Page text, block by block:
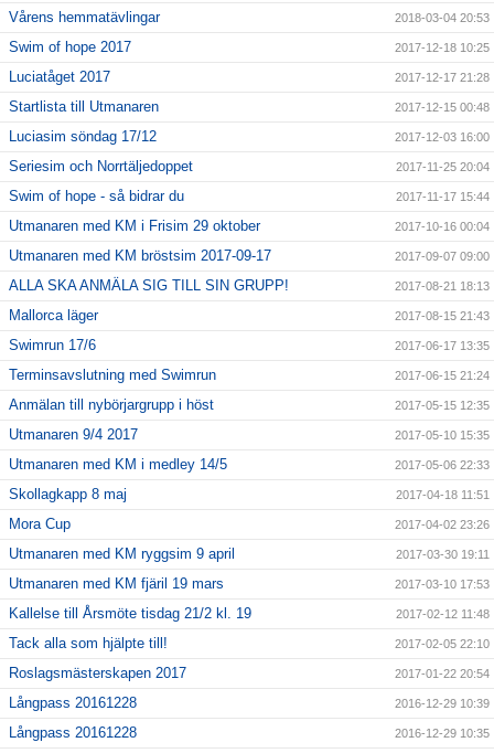
Vårens hemmatävlingar 2018-03-04 20:53
Swim of hope 2017 2017-12-18 10:25
Luciatåget 2017 2017-12-17 21:28
Startlista till Utmanaren 2017-12-15 00:48
Luciasim söndag 17/12 2017-12-03 16:00
Seriesim och Norrtäljedoppet 2017-11-25 20:04
Swim of hope - så bidrar du 2017-11-17 15:44
Utmanaren med KM i Frisim 29 oktober 2017-10-16 00:04
Utmanaren med KM bröstsim 2017-09-17 2017-09-07 09:00
ALLA SKA ANMÄLA SIG TILL SIN GRUPP! 2017-08-21 18:13
Mallorca läger 2017-08-15 21:43
Swimrun 17/6 2017-06-17 13:35
Terminsavslutning med Swimrun 2017-06-15 21:24
Anmälan till nybörjargrupp i höst 2017-05-15 12:35
Utmanaren 9/4 2017 2017-05-10 15:35
Utmanaren med KM i medley 14/5 2017-05-06 22:33
Skollagkapp 8 maj 2017-04-18 11:51
Mora Cup 2017-04-02 23:26
Utmanaren med KM ryggsim 9 april 2017-03-30 19:11
Utmanaren med KM fjäril 19 mars 2017-03-10 17:53
Kallelse till Årsmöte tisdag 21/2 kl. 19 2017-02-12 11:48
Tack alla som hjälpte till! 2017-02-05 22:10
Roslagsmästerskapen 2017 2017-01-22 20:54
Långpass 20161228 2016-12-29 10:39
Långpass 20161228 2016-12-29 10:35